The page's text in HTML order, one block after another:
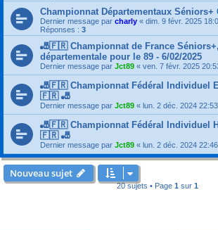
Championnat Départementaux Séniors+
Dernier message par charly « dim. 9 févr. 2025
Réponses : 3
🎳🇫🇷 Championnat de France
départementale pour le 89 - 6/02/2025
Dernier message par Jct89 « ven. 7 févr. 2025
🎳🇫🇷 Championnat Fédéral Individuel
🇫🇷 🎳
Dernier message par Jct89 « lun. 2 déc. 2024 22:53
🎳🇫🇷 Championnat Fédéral Individuel
🇫🇷 🎳
Dernier message par Jct89 « lun. 2 déc. 2024 22:46
Nouveau sujet
20 sujets • Page 1 sur 1